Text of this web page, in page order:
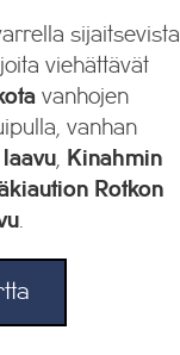
sijaitsevista
viehättävät
vanhojen
vanhan
laavu,
Kinahmin
Rotkon